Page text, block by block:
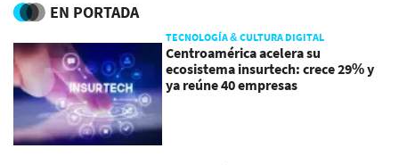
EN PORTADA
TECNOLOGÍA & CULTURA DIGITAL
Centroamérica acelera su
ecosistema insurtech: crece 29% y
ya reúne 40 empresas